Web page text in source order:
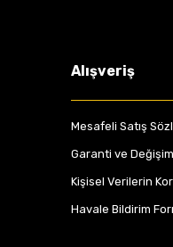
Alışveriş
Mesafeli Satış
Garanti ve
Kişisel Verilerin
Havale Bildirim